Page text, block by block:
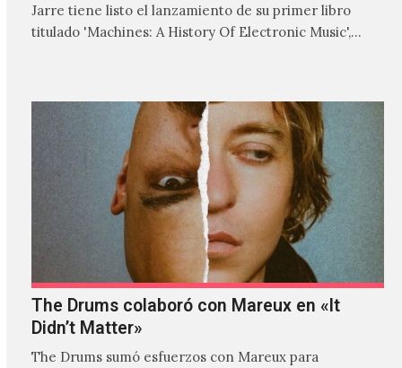
Jarre tiene listo el lanzamiento de su primer libro
titulado 'Machines: A History Of Electronic Music',
The Drums colaboró con Mareux en «It
Didn’t Matter»
The Drums sumó esfuerzos con Mareux para